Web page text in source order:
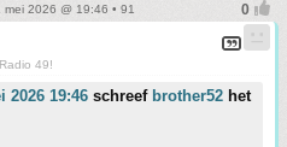
2026 @ 19:46 • 91
49!
2026 19:46 schreef brother52 het